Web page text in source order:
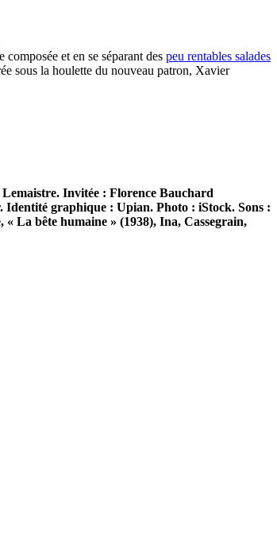
et en se séparant des peu rentables salades
sous la houlette du nouveau patron, Xavier
Lemaistre. Invitée : Florence Bauchard
graphique : Upian. Photo : iStock. Sons :
La bête humaine » (1938), Ina, Cassegrain,